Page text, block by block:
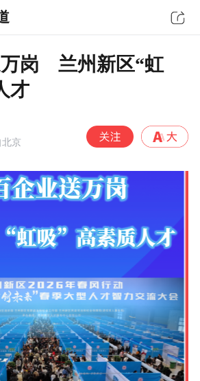
岗 兰州新区“虹
才
北京